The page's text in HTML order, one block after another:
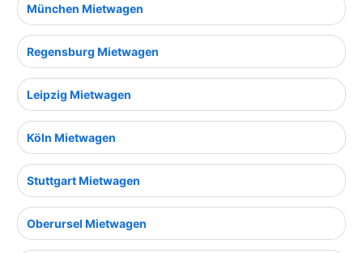
München Mietwagen
Regensburg Mietwagen
Leipzig Mietwagen
Köln Mietwagen
Stuttgart Mietwagen
Oberursel Mietwagen